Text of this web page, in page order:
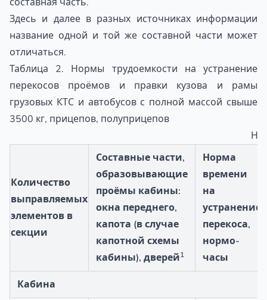
Здесь и далее в разных источниках информации
название одной и той же составной части может
отличаться.
Таблица 2. Нормы трудоемкости на устранение
перекосов проёмов и правки кузова и рамы
грузовых КТС и автобусов с полной массой свыше
3500 кг, прицепов, полуприцепов
Количество
выправляемых
элементов в
секции
Составные части,
образовывающие
проёмы кабины:
окна переднего,
капота (в случае
капотной схемы
кабины), дверей1
Норма
времени
на
устранение
перекоса,
нормо-
часы
Кабина